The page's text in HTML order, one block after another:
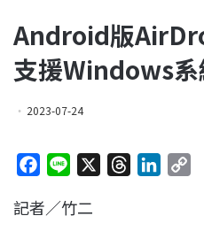
Android版
支援Windows系
2023-07-24
c
n
記者／竹二